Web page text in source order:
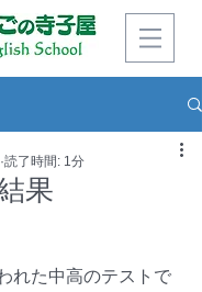
果
読了時間: 1分
れた中高のテストで